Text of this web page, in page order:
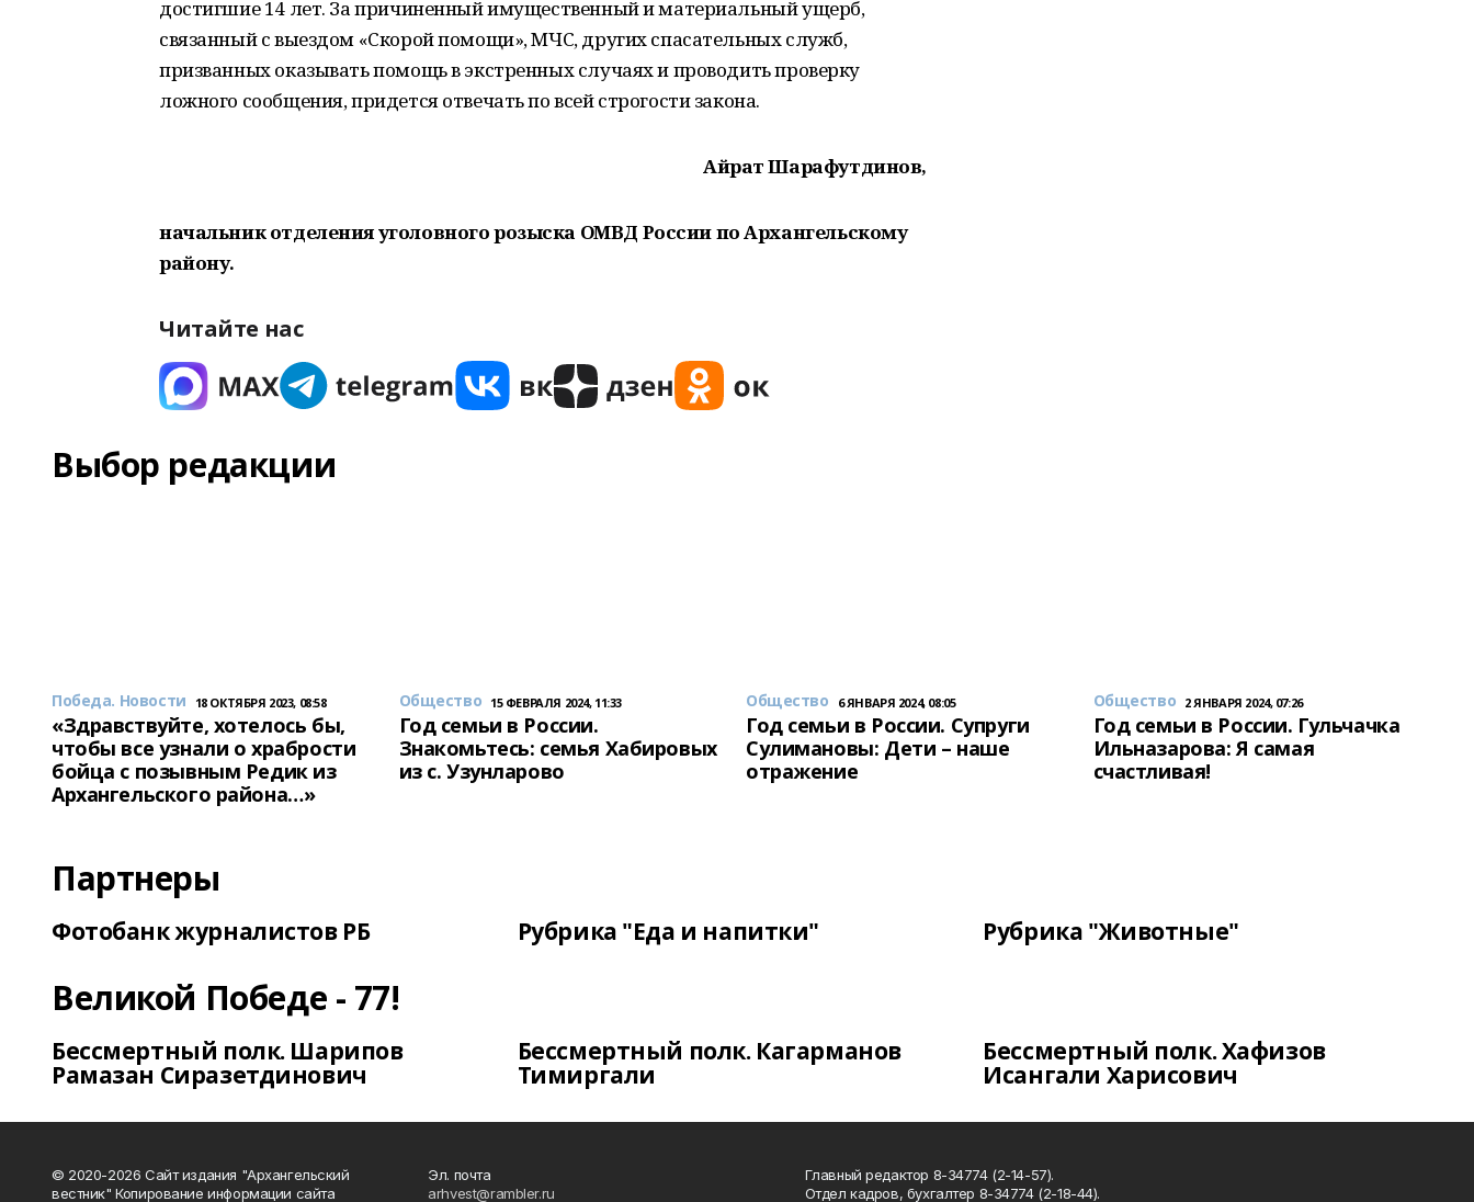
достигшие 14 лет. За причиненный имущественный и материальный ущерб,
связанный с выездом «Скорой помощи», МЧС, других спасательных служб,
призванных оказывать помощь в экстренных случаях и проводить проверку
ложного сообщения, придется отвечать по всей строгости закона.
Айрат Шарафутдинов,
начальник отделения уголовного розыска ОМВД России по Архангельскому
району.
Читайте нас
Выбор редакции
Победа. Новости 18 ОКТЯБРЯ 2023, 08:58
«Здравствуйте, хотелось бы,
чтобы все узнали о храбрости
бойца с позывным Редик из
Архангельского района…»
Общество 15 ФЕВРАЛЯ 2024, 11:33
Год семьи в России.
Знакомьтесь: семья Хабировых
из с. Узунларово
Общество 6 ЯНВАРЯ 2024, 08:05
Год семьи в России. Супруги
Сулимановы: Дети – наше
отражение
Общество 2 ЯНВАРЯ 2024, 07:26
Год семьи в России. Гульчачка
Ильназарова: Я самая
счастливая!
Партнеры
Фотобанк журналистов РБ Рубрика "Еда и напитки" Рубрика "Животные"
Великой Победе - 77!
Бессмертный полк. Шарипов
Рамазан Сиразетдинович
Бессмертный полк. Кагарманов
Тимиргали
Бессмертный полк. Хафизов
Исангали Харисович
© 2020-2026 Сайт издания "Архангельский
вестник" Копирование информации сайта
Эл. почта
arhvest@rambler.ru
Главный редактор 8-34774 (2-14-57).
Отдел кадров, бухгалтер 8-34774 (2-18-44).